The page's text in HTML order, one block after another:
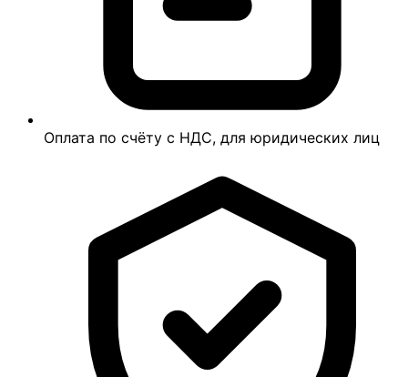
Оплата по счёту с НДС, для юридических лиц